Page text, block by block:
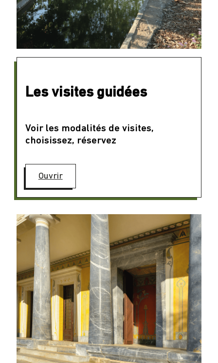
Les visites guidées
Voir les modalités de visites,
choisissez, réservez
Ouvrir